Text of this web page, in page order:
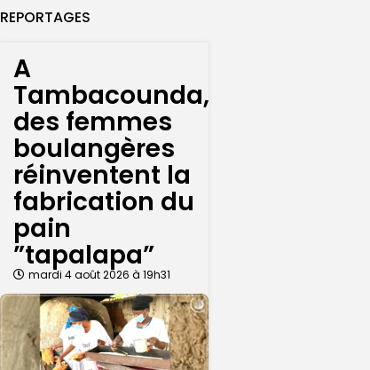
REPORTAGES
A
Tambacounda,
des femmes
boulangères
réinventent la
fabrication du
pain
”tapalapa”
mardi 4 août 2026 à 19h31